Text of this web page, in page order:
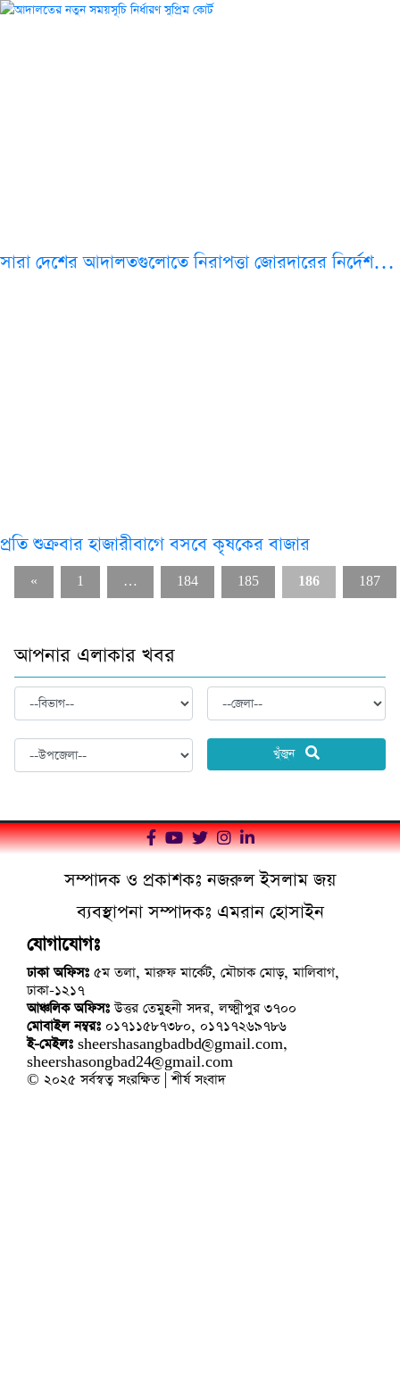
সারা দেশের আদালতগুলোতে নিরাপত্তা জোরদারের নির্দেশ…
প্রতি শুক্রবার হাজারীবাগে বসবে কৃষকের বাজার
« 1 … 184 185 186 187
আপনার এলাকার খবর
খুঁজুন
সম্পাদক ও প্রকাশকঃ নজরুল ইসলাম জয়
ব্যবস্থাপনা সম্পাদকঃ এমরান হোসাইন
যোগাযোগঃ
ঢাকা অফিসঃ ৫ম তলা, মারুফ মার্কেট, মৌচাক মোড়, মালিবাগ,
ঢাকা-১২১৭
আঞ্চলিক অফিসঃউত্তর তেমুহনী সদর, লক্ষ্মীপুর ৩৭০০
মোবাইল নম্বরঃ ০১৭১১৫৮৭৩৮০, ০১৭১৭২৬৯৭৮৬
ই-মেইলঃ sheershasangbadbd@gmail.com,
sheershasongbad24@gmail.com
© ২০২৫ সর্বস্বত্ব সংরক্ষিত | শীর্ষ সংবাদ